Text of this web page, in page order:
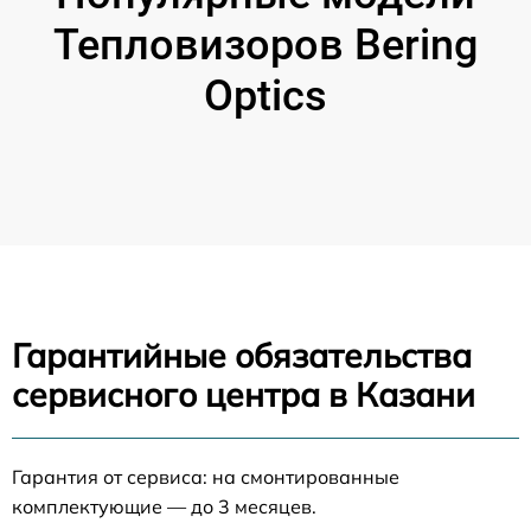
Тепловизоров Bering
Optics
Гарантийные обязательства
сервисного центра в Казани
Гарантия от сервиса: на смонтированные
комплектующие — до 3 месяцев.